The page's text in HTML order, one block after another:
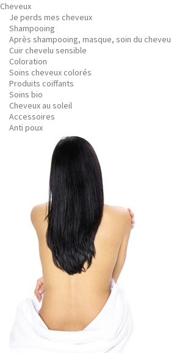
Cheveux
Je perds mes cheveux
Shampooing
Après shampooing, masque, soin du cheveu
Cuir chevelu sensible
Coloration
Soins cheveux colorés
Produits coiffants
Soins bio
Cheveux au soleil
Accessoires
Anti poux